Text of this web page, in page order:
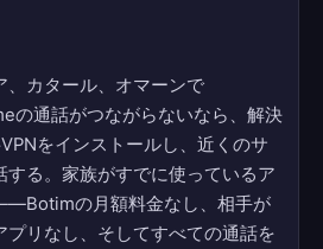
、カタール、オマーンで
の通話がつながらないなら、解決
をインストールし、近くのサ
する。家族がすでに使っているア
の月額料金なし、相手が
プリなし、そしてすべての通話を